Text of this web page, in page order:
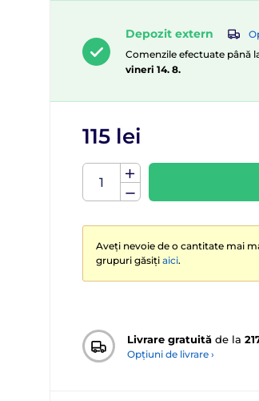
Depozit extern
Comenzile efectuate până
vineri 14. 8.
115 lei
Aveți nevoie de o cantitate mai
grupuri găsiți aici.
Livrare gratuită de la
Opțiuni de livrare ›